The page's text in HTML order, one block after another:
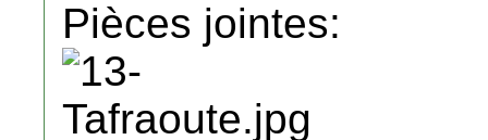
Pièces jointes: